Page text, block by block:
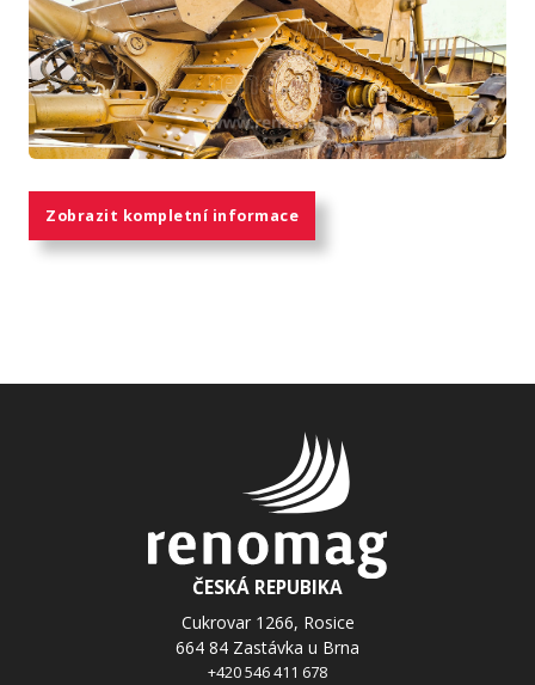
Zobrazit kompletní informace
ČESKÁ REPUBIKA
Cukrovar 1266, Rosice
664 84 Zastávka u Brna
+420 546 411 678